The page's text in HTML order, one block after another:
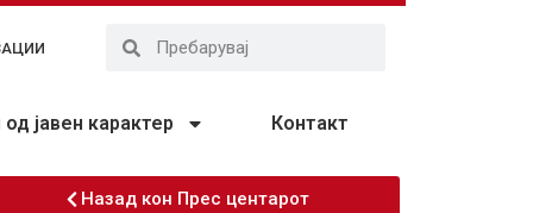
јавен карактер Контакт
Назад кон Прес центарот